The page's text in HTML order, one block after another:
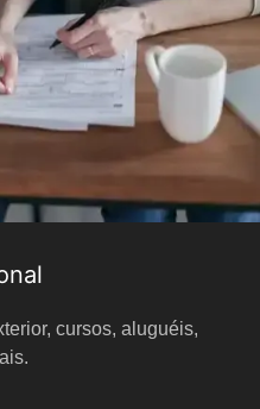
cursos, aluguéis,